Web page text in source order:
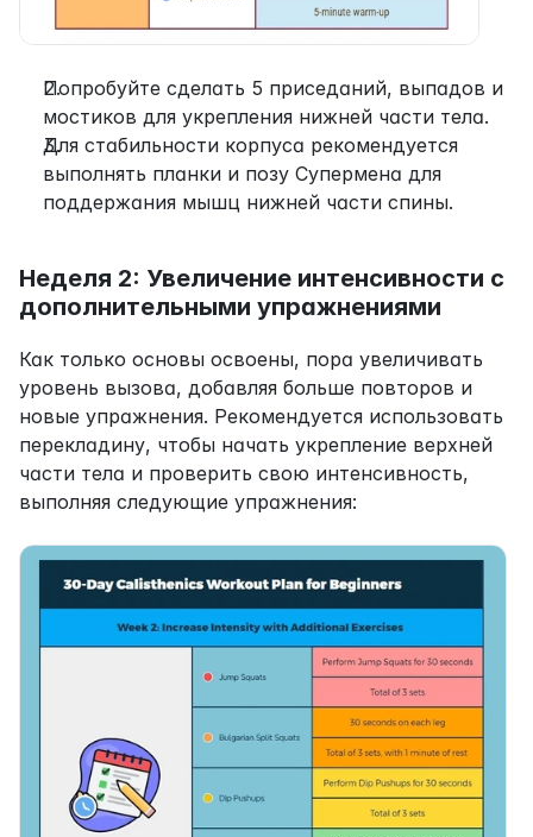
Попробуйте сделать 5 приседаний, выпадов и
мостиков для укрепления нижней части тела.
Для стабильности корпуса рекомендуется
выполнять планки и позу Супермена для
поддержания мышц нижней части спины.
Неделя 2: Увеличение интенсивности с
дополнительными упражнениями
Как только основы освоены, пора увеличивать
уровень вызова, добавляя больше повторов и
новые упражнения. Рекомендуется использовать
перекладину, чтобы начать укрепление верхней
части тела и проверить свою интенсивность,
выполняя следующие упражнения: